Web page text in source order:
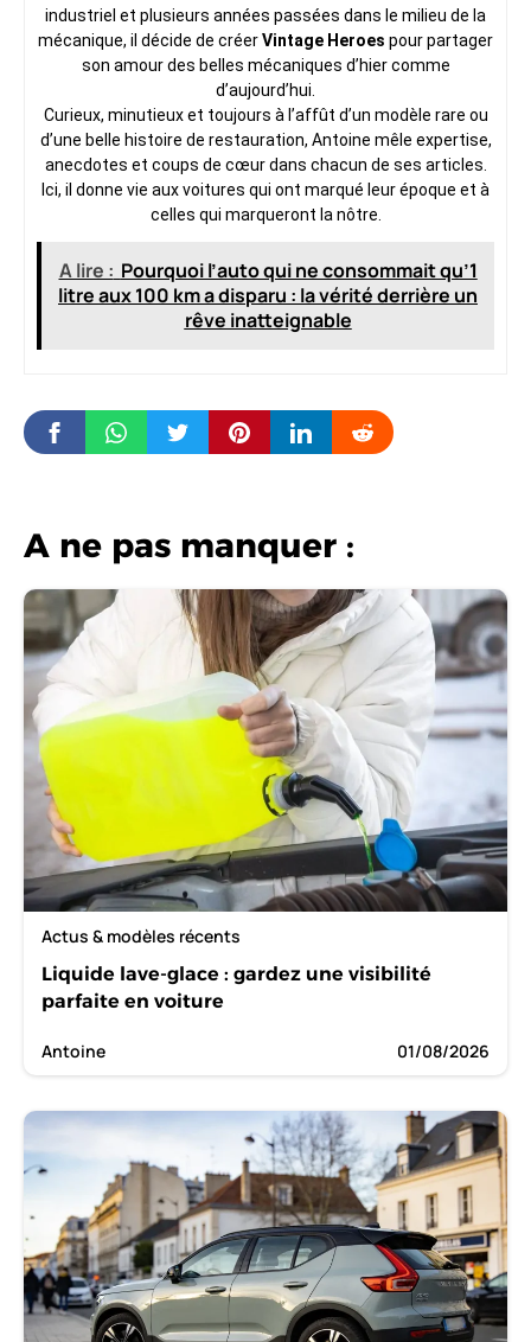
industriel et plusieurs années passées dans le milieu de la
mécanique, il décide de créerVintage Heroes pour partager
son amour des belles mécaniques d’hier comme
d’aujourd’hui.
Curieux, minutieux et toujours à l’affût d’un modèle rare ou
d’une belle histoire de restauration, Antoine mêle expertise,
anecdotes et coups de cœur dans chacun de ses articles.
Ici, il donne vie aux voitures qui ont marqué leur époque et à
celles qui marqueront la nôtre.
A lire : Pourquoi l’auto qui ne consommait qu’1
litre aux 100 km a disparu : la vérité derrière un
rêve inatteignable
A ne pas manquer :
Actus & modèles récents
Liquide lave-glace : gardez une visibilité
parfaite en voiture
Antoine 01/08/2026